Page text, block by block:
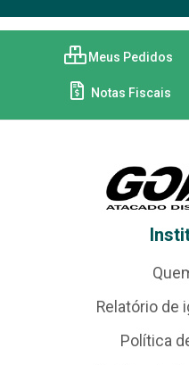
Meus Pedidos
Notas Fiscais
Relatório de
Política